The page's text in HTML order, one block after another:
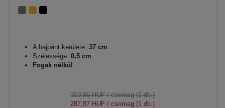
A hajpánt kerülete: 37 cm
Szélessége: 0,5 cm
Fogak nélkül
319,86 HUF/ csomag (1 db.)
287,87 HUF / csomag (1 db.)